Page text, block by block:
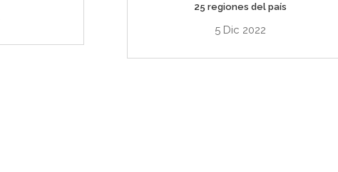
25 regiones del país
5 Dic 2022